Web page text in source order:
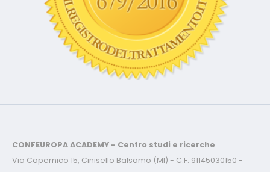
CONFEUROPA ACADEMY - Centro studi e ricerche
Via Copernico 15, Cinisello Balsamo (MI) - C.F. 91145030150 -